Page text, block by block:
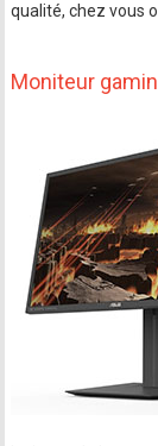
qualité, chez vous
Moniteur